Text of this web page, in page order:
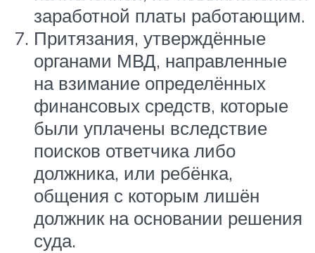
заработной платы работающим.
Притязания, утверждённые
органами МВД, направленные
на взимание определённых
финансовых средств, которые
были уплачены вследствие
поисков ответчика либо
должника, или ребёнка,
общения с которым лишён
должник на основании решения
суда.